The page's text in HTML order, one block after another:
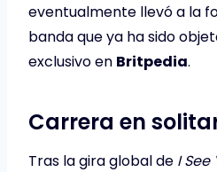
eventualmente llevó a la
banda que ya ha sido
exclusivo en Britpedia.
Carrera en
Tras la gira global de I See